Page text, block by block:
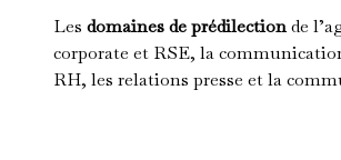
Les domaines de prédilectionde
corporate et RSE, la
RH, les relations presse et la